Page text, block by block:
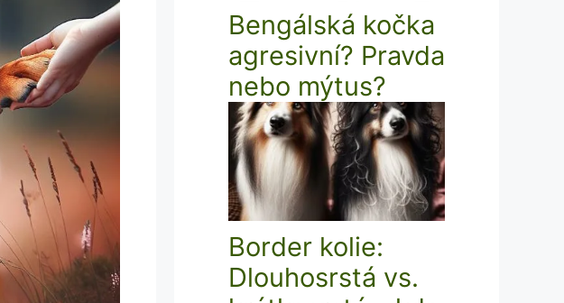
Bengálská kočka
agresivní? Pravda
nebo mýtus?
Border kolie:
Dlouhosrstá vs.